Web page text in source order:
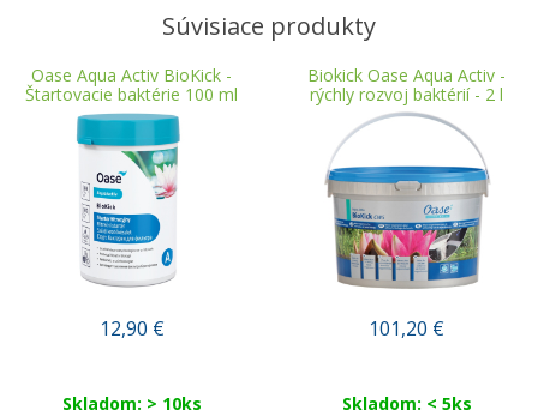
Súvisiace produkty
Oase Aqua Activ BioKick -
Štartovacie baktérie 100 ml
12,90 €
Skladom: > 10ks
Biokick Oase Aqua Activ -
rýchly rozvoj baktérií - 2 l
101,20 €
Skladom: < 5ks